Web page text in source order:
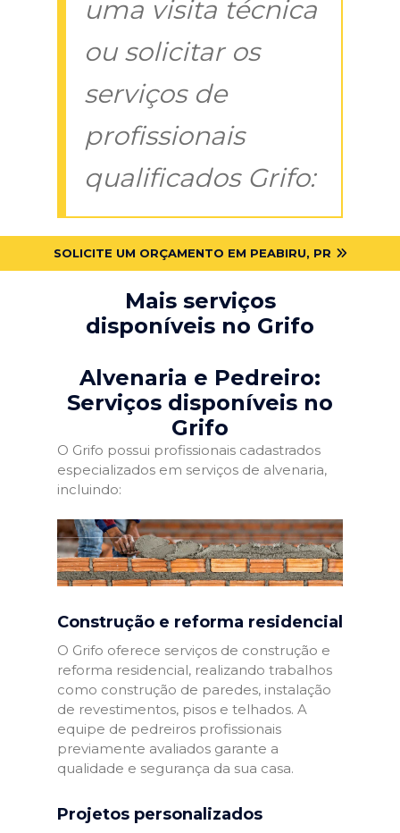
uma visita técnica
ou solicitar os
serviços de
profissionais
qualificados Grifo:
SOLICITE UM ORÇAMENTO EM PEABIRU, PR
Mais serviços
disponíveis no Grifo
Alvenaria e Pedreiro:
Serviços disponíveis no
Grifo
O Grifo possui profissionais cadastrados
especializados em serviços de alvenaria,
incluindo:
Construção e reforma residencial
O Grifo oferece serviços de construção e
reforma residencial, realizando trabalhos
como construção de paredes, instalação
de revestimentos, pisos e telhados. A
equipe de pedreiros profissionais
previamente avaliados garante a
qualidade e segurança da sua casa.
Projetos personalizados